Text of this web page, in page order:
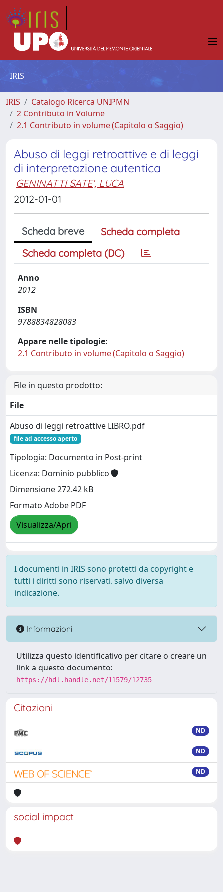
IRIS
IRIS
Catalogo Ricerca UNIPMN
2 Contributo in Volume
2.1 Contributo in volume (Capitolo o Saggio)
Abuso di leggi retroattive e di leggi
di interpretazione autentica
GENINATTI SATE', LUCA
2012-01-01
Scheda breve
Scheda completa
Scheda completa (DC)
Anno
2012
ISBN
9788834828083
Appare nelle tipologie:
2.1 Contributo in volume (Capitolo o Saggio)
File in questo prodotto:
File
Abuso di leggi retroattive LIBRO.pdf
file ad accesso aperto
Tipologia: Documento in Post-print
Licenza: Dominio pubblico
Dimensione 272.42 kB
Formato Adobe PDF
Visualizza/Apri
I documenti in IRIS sono protetti da copyright e
tutti i diritti sono riservati, salvo diversa
indicazione.
Informazioni
Utilizza questo identificativo per citare o creare un
link a questo documento:
https://hdl.handle.net/11579/12735
Citazioni
ND
ND
ND
social impact